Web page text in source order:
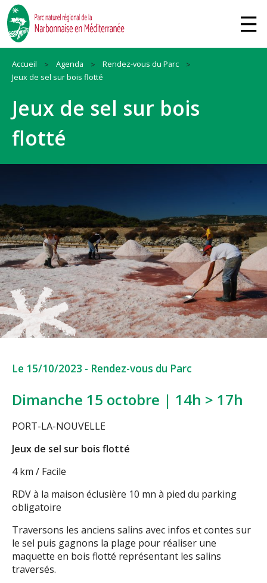
Accueil Agenda
Rendez-vous du Parc
Jeux de sel sur bois flotté
Jeux de sel sur bois
flotté
Le 15/10/2023 - Rendez-vous du Parc
Dimanche 15 octobre | 14h > 17h
PORT-LA-NOUVELLE
Jeux de sel sur bois flotté
4 km / Facile
RDV à la maison éclusière 10 mn à pied du parking
obligatoire
Traversons les anciens salins avec infos et contes sur
le sel puis gagnons la plage pour réaliser une
maquette en bois flotté représentant les salins
traversés.